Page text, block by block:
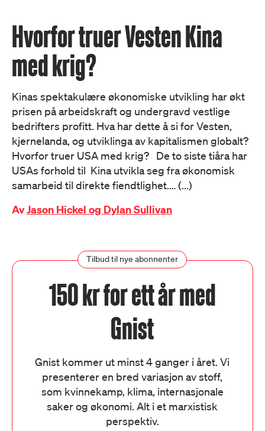
Hvorfor truer Vesten Kina
med krig?
Kinas spektakulære økonomiske utvikling har økt
prisen på arbeidskraft og undergravd vestlige
bedrifters profitt. Hva har dette å si for Vesten,
kjernelanda, og utviklinga av kapitalismen globalt?
Hvorfor truer USA med krig? De to siste tiåra har
USAs forhold til Kina utvikla seg fra økonomisk
samarbeid til direkte fiendtlighet.… (...)
AvJason Hickel og Dylan Sullivan
Tilbud til nye abonnenter
150 kr for ett år med
Gnist
Gnist kommer ut minst 4 ganger i året. Vi
presenterer en bred variasjon av stoff,
som kvinnekamp, klima, internasjonale
saker og økonomi. Alt i et marxistisk
perspektiv.